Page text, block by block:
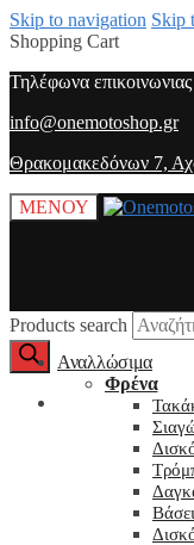
Skip to navigation Skip
Shopping Cart
Τηλέφωνα επικοινωνιας
info@onemotoshop.gr
Θρακομακεδόνων 7,
ΜΕΝΟΥ
Products search
O λογαριασμός
Αναλλώσιμα
Φρένα